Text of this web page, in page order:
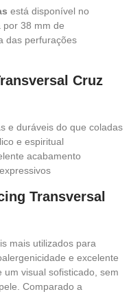
está disponível no
por 38 mm de
das perfurações
Cruz
e duráveis do que coladas
e espiritual
acabamento
Transversal
mais utilizados para
e excelente
um visual sofisticado, sem
Comparado a